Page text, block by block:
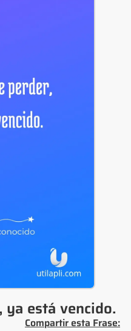
ya está vencido.
Compartir esta Frase: